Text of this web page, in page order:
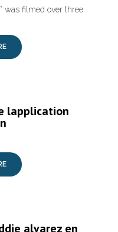
was filmed over three
lapplication
alvarez en